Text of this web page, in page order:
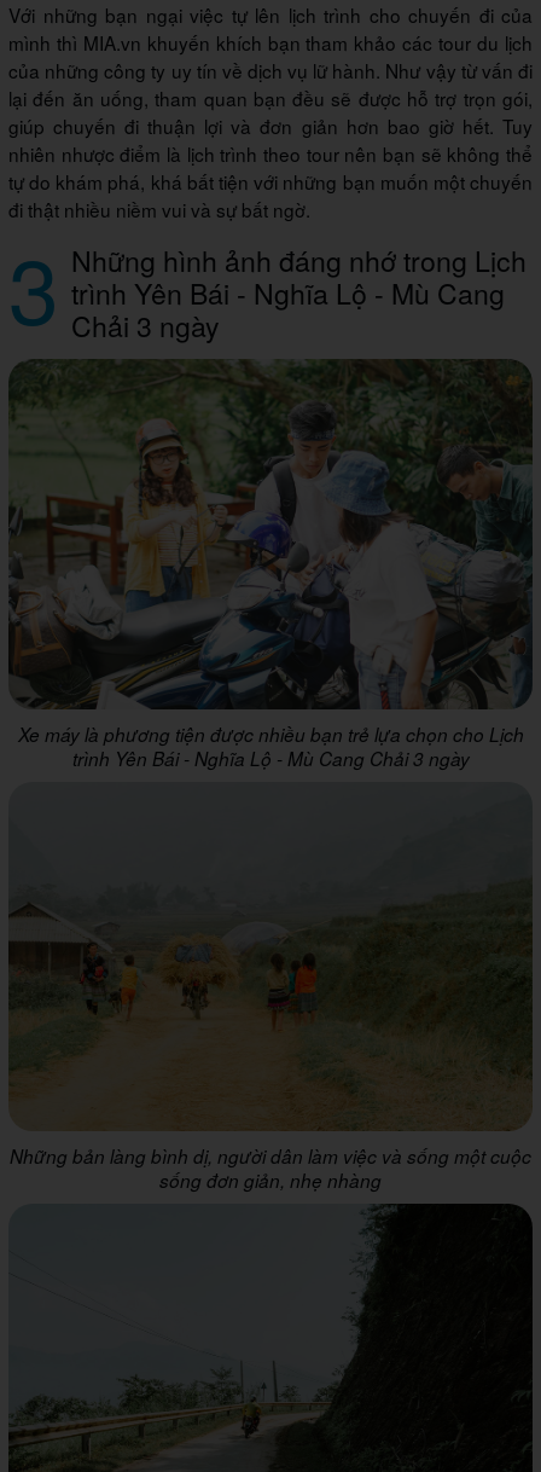
Với những bạn ngại việc tự lên lịch trình cho chuyến đi của
mình thì MIA.vn khuyến khích bạn tham khảo các tour du lịch
của những công ty uy tín về dịch vụ lữ hành. Như vậy từ vấn đi
lại đến ăn uống, tham quan bạn đều sẽ được hỗ trợ trọn gói,
giúp chuyến đi thuận lợi và đơn giản hơn bao giờ hết. Tuy
nhiên nhược điểm là lịch trình theo tour nên bạn sẽ không thể
tự do khám phá, khá bất tiện với những bạn muốn một chuyến
đi thật nhiều niềm vui và sự bất ngờ.
3 Những hình ảnh đáng nhớ trong Lịch
trình Yên Bái - Nghĩa Lộ - Mù Cang
Chải 3 ngày
Xe máy là phương tiện được nhiều bạn trẻ lựa chọn cho Lịch
trình Yên Bái - Nghĩa Lộ - Mù Cang Chải 3 ngày
Những bản làng bình dị, người dân làm việc và sống một cuộc
sống đơn giản, nhẹ nhàng